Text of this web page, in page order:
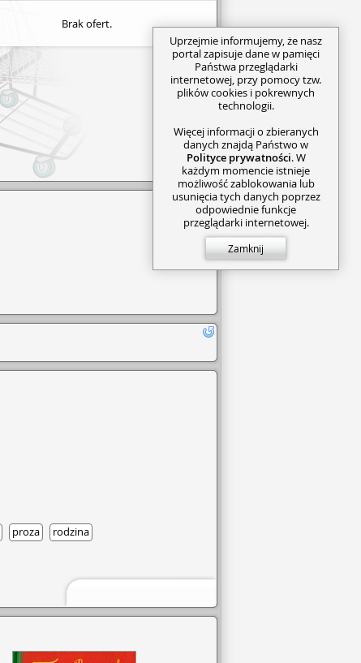
Brak ofert.
proza
rodzina
Uprzejmie informujemy, że nasz
portal zapisuje dane w pamięci
Państwa przeglądarki
internetowej, przy pomocy tzw.
plików cookies i pokrewnych
technologii.
Więcej informacji o zbieranych
danych znajdą Państwo w
Polityce prywatności. W
każdym momencie istnieje
możliwość zablokowania lub
usunięcia tych danych poprzez
odpowiednie funkcje
przeglądarki internetowej.
Zamknij